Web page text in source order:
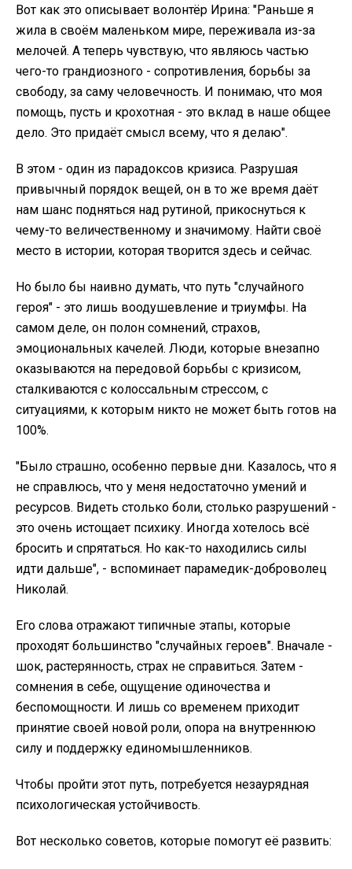
Вот как это описывает волонтёр Ирина: "Раньше я
жила в своём маленьком мире, переживала из-за
мелочей. А теперь чувствую, что являюсь частью
чего-то грандиозного - сопротивления, борьбы за
свободу, за саму человечность. И понимаю, что моя
помощь, пусть и крохотная - это вклад в наше общее
дело. Это придаёт смысл всему, что я делаю".
В этом - один из парадоксов кризиса. Разрушая
привычный порядок вещей, он в то же время даёт
нам шанс подняться над рутиной, прикоснуться к
чему-то величественному и значимому. Найти своё
место в истории, которая творится здесь и сейчас.
Но было бы наивно думать, что путь "случайного
героя" - это лишь воодушевление и триумфы. На
самом деле, он полон сомнений, страхов,
эмоциональных качелей. Люди, которые внезапно
оказываются на передовой борьбы с кризисом,
сталкиваются с колоссальным стрессом, с
ситуациями, к которым никто не может быть готов на
100%.
"Было страшно, особенно первые дни. Казалось, что я
не справлюсь, что у меня недостаточно умений и
ресурсов. Видеть столько боли, столько разрушений -
это очень истощает психику. Иногда хотелось всё
бросить и спрятаться. Но как-то находились силы
идти дальше", - вспоминает парамедик-доброволец
Николай.
Его слова отражают типичные этапы, которые
проходят большинство "случайных героев". Вначале -
шок, растерянность, страх не справиться. Затем -
сомнения в себе, ощущение одиночества и
беспомощности. И лишь со временем приходит
принятие своей новой роли, опора на внутреннюю
силу и поддержку единомышленников.
Чтобы пройти этот путь, потребуется незаурядная
психологическая устойчивость.
Вот несколько советов, которые помогут её развить: